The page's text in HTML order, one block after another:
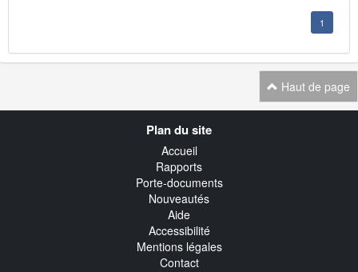
1
Haut de page
Plan du site
Accueil
Rapports
Porte-documents
Nouveautés
Aide
Accessibilité
Mentions légales
Contact